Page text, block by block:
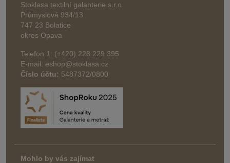
Stoklasa textilní galanterie s.r.o.
Průmyslová 934/13
747 23 Bolatice
okres Opava
Telefon 1: (+420) 228 229 395
E-mail: eshop@stoklasa.cz
Číslo účtu: 5487372/0800
Mohlo by vás zajímat